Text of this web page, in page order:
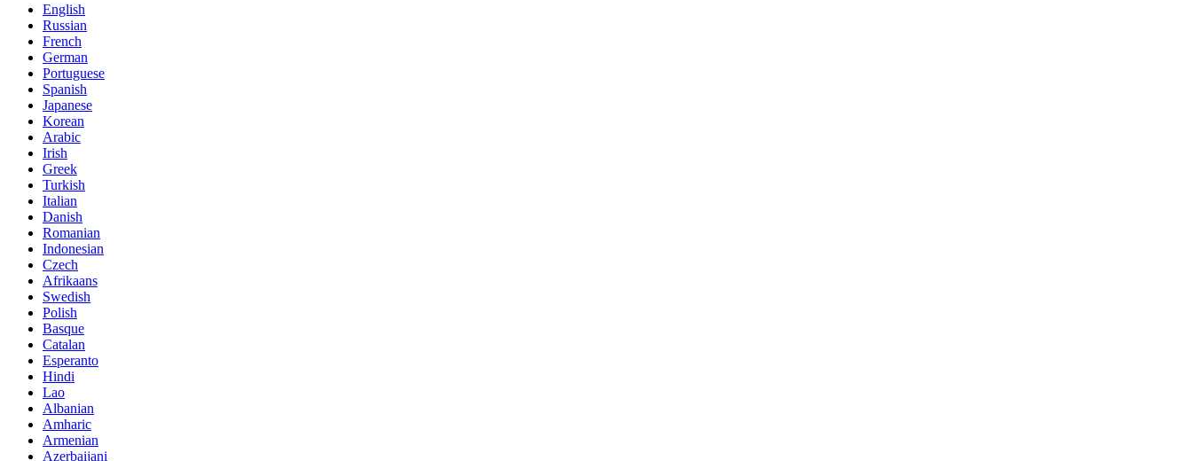
English
Russian
French
German
Portuguese
Spanish
Japanese
Korean
Arabic
Irish
Greek
Turkish
Italian
Danish
Romanian
Indonesian
Czech
Afrikaans
Swedish
Polish
Basque
Catalan
Esperanto
Hindi
Lao
Albanian
Amharic
Armenian
Azerbaijani